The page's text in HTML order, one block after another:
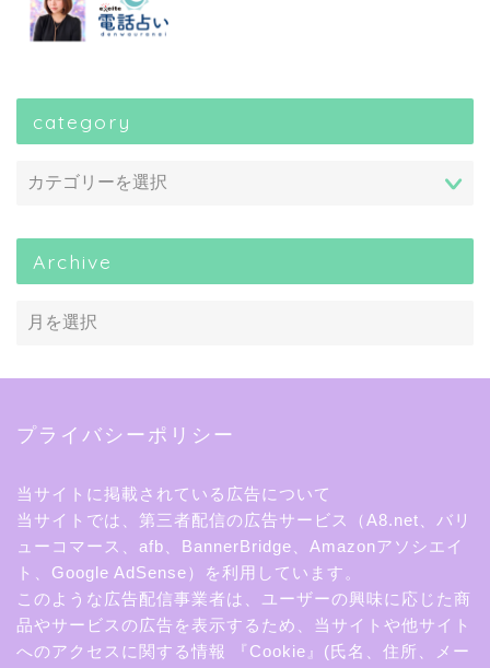
category
Archive
プライバシーポリシー
当サイトに掲載されている広告について
当サイトでは、第三者配信の広告サービス（A8.net、バリ
ューコマース、afb、BannerBridge、Amazonアソシエイ
ト、Google AdSense）を利用しています。
このような広告配信事業者は、ユーザーの興味に応じた商
品やサービスの広告を表示するため、当サイトや他サイト
へのアクセスに関する情報 『Cookie』(氏名、住所、メー